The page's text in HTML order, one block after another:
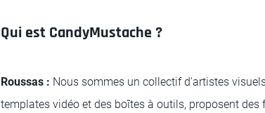
Qui est CandyMustache ?
Roussas : Nous sommes un collectif d'artistes
templates vidéo et des boîtes à outils, proposent